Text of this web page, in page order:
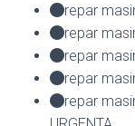
repar
repar
repar
repar
repar